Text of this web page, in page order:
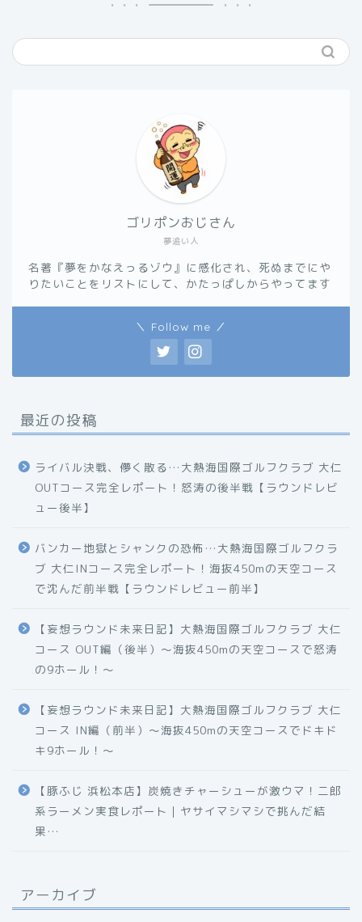
夢追い人
ゴリポンおじさん
名著『夢をかなえっるゾウ』に感化され、死ぬまでにや
りたいことをリストにして、かたっぱしからやってます
＼ Follow me ／
最近の投稿
ライバル決戦、儚く散る…大熱海国際ゴルフクラブ 大仁
OUTコース完全レポート！怒涛の後半戦【ラウンドレビ
ュー後半】
バンカー地獄とシャンクの恐怖…大熱海国際ゴルフクラ
ブ 大仁INコース完全レポート！海抜450mの天空コース
で沈んだ前半戦【ラウンドレビュー前半】
【妄想ラウンド未来日記】大熱海国際ゴルフクラブ 大仁
コース OUT編（後半）〜海抜450mの天空コースで怒涛
の9ホール！〜
【妄想ラウンド未来日記】大熱海国際ゴルフクラブ 大仁
コース IN編（前半）〜海抜450mの天空コースでドキド
キ9ホール！〜
【豚ふじ 浜松本店】炭焼きチャーシューが激ウマ！二郎
系ラーメン実食レポート｜ヤサイマシマシで挑んだ結
果…
アーカイブ